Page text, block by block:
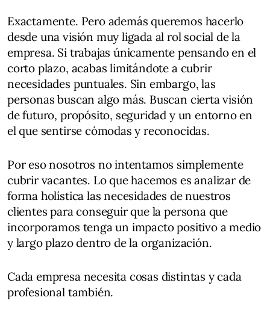
Exactamente. Pero además queremos hacerlo
desde una visión muy ligada al rol social de la
empresa. Si trabajas únicamente pensando en el
corto plazo, acabas limitándote a cubrir
necesidades puntuales. Sin embargo, las
personas buscan algo más. Buscan cierta visión
de futuro, propósito, seguridad y un entorno en
el que sentirse cómodas y reconocidas.
Por eso nosotros no intentamos simplemente
cubrir vacantes. Lo que hacemos es analizar de
forma holística las necesidades de nuestros
clientes para conseguir que la persona que
incorporamos tenga un impacto positivo a medio
y largo plazo dentro de la organización.
Cada empresa necesita cosas distintas y cada
profesional también.